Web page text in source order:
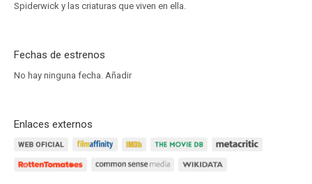
Spiderwick y las criaturas que viven en ella.
Fechas de estrenos
No hay ninguna fecha. Añadir
Enlaces externos